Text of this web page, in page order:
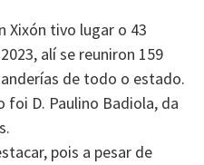
Xixón tivo lugar o 43
alí se reuniron 159
de todo o estado.
foi D. Paulino Badiola, da
pois a pesar de